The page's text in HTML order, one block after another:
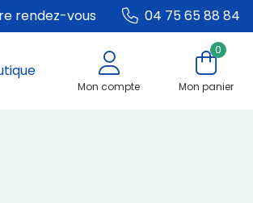
rendez-vous 04 75 65 88 84
Mon compte
0
Mon panier